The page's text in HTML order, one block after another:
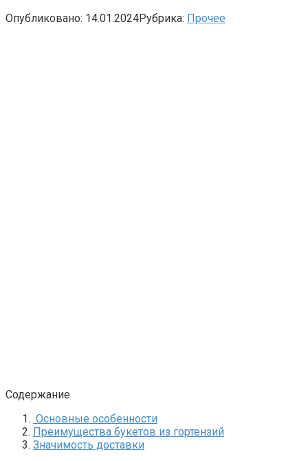
Опубликовано: 14.01.2024Рубрика: Прочее
Содержание
Основные особенности
Преимущества букетов из гортензий
Значимость доставки